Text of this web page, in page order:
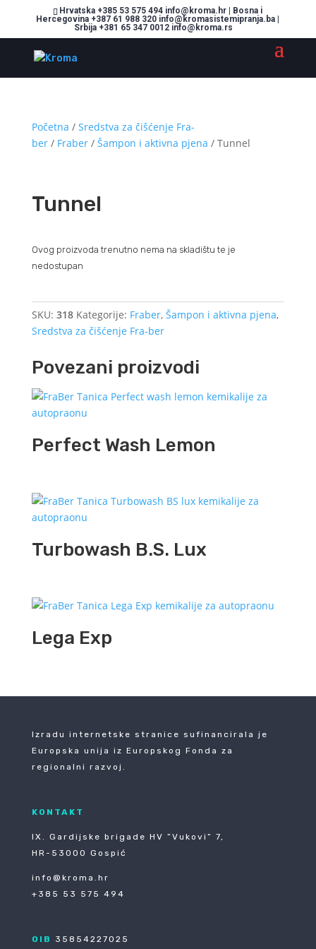
Hrvatska +385 53 575 494 info@kroma.hr | Bosna i
Hercegovina +387 61 988 320 info@kromasistemipranja.ba |
Srbija +381 65 347 0012 info@kroma.rs
Početna / Sredstva za čišćenje Fra-
ber/ Fraber/ Šampon i aktivna pjena / Tunnel
Tunnel
Ovog proizvoda trenutno nema na skladištu te je
nedostupan
SKU: 318 Kategorije: Fraber, Šampon i aktivna pjena,
Sredstva za čišćenje Fra-ber
Povezani proizvodi
Perfect Wash Lemon
Turbowash B.S. Lux
Lega Exp
Izradu internetske stranice sufinancirala je
Europska unija iz Europskog Fonda za
regionalni razvoj.
KONTAKT
IX. Gardijske brigade HV ”Vukovi” 7,
HR-53000 Gospić
info@kroma.hr
+385 53 575 494
OIB 35854227025